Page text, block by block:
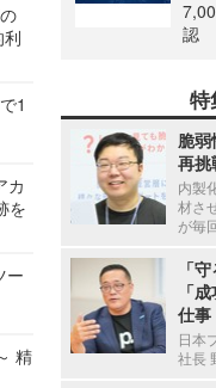
1
カ
を
ー
精
認
特
脆
再挑
内製
材さ
が毎
「
「
仕事
日本
社長